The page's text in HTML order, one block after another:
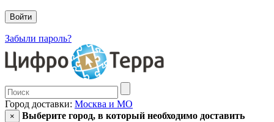
Забыли пароль?
Город доставки: Москва и МО
×
Выберите город, в который необходимо доставить